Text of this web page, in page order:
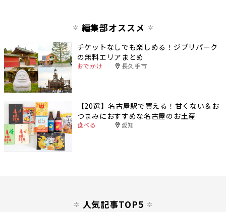
編集部オススメ
チケットなしでも楽しめる！ジブリパーク
の無料エリアまとめ
おでかけ 長久手市
【20選】名古屋駅で買える！甘くない＆お
つまみにおすすめな名古屋のお土産
食べる 愛知
人気記事TOP5